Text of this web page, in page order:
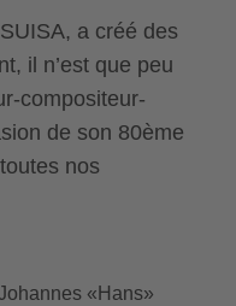
a créé des
il n’est que peu
compositeur-
de son 80ème
nos
«Hans»